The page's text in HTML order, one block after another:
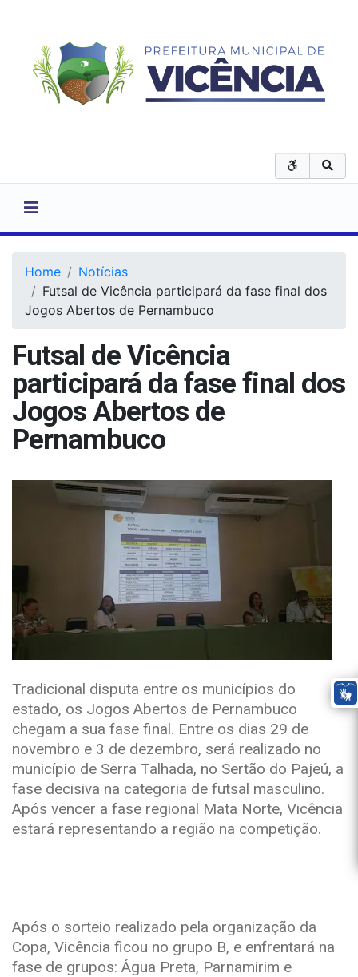
Home
Notícias
Futsal de Vicência participará da fase final dos
Jogos Abertos de Pernambuco
Futsal de Vicência
participará da fase final dos
Jogos Abertos de
Pernambuco
Tradicional disputa entre os municípios do
estado, os Jogos Abertos de Pernambuco
chegam a sua fase final. Entre os dias 29 de
novembro e 3 de dezembro, será realizado no
município de Serra Talhada, no Sertão do Pajeú, a
fase decisiva na categoria de futsal masculino.
Após vencer a fase regional Mata Norte, Vicência
estará representando a região na competição.
Após o sorteio realizado pela organização da
Copa, Vicência ficou no grupo B, e enfrentará na
fase de grupos: Água Preta, Parnamirim e